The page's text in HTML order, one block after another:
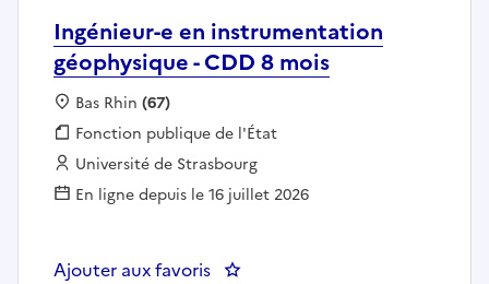
Ingénieur-e en instrumentation
géophysique - CDD 8 mois
Localisation :
Bas Rhin (67)
Fonction publique :
Fonction publique de l'État
Employeur :
Université de Strasbourg
En ligne depuis le 16 juillet 2026
Ajouter aux favoris : Ingénieur-e en